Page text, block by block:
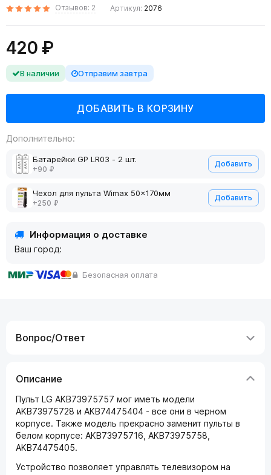
Отзывов: 2 Артикул: 2076
420 ₽
В наличии Отправим завтра
Дополнительно:
Батарейки GP LR03 - 2 шт.
+90 ₽
Добавить
Чехол для пульта Wimax 50x170мм
+250 ₽
Добавить
Информация о доставке
Ваш город:
Безопасная оплата
Вопрос/Ответ
Описание
Пульт LG AKB73975757 мог иметь модели
AKB73975728 и AKB74475404 - все они в черном
корпусе. Также модель прекрасно заменит пульты в
белом корпусе: AKB73975716, AKB73975758,
AKB74475405.
Устройство позволяет управлять телевизором на